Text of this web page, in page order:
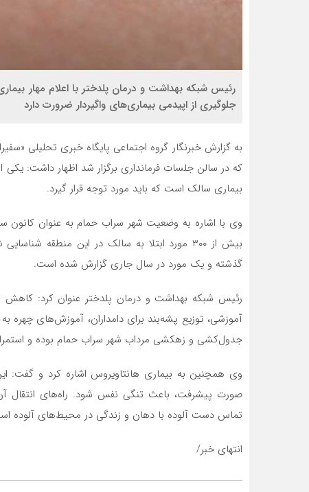
رئیس شبکه بهداشت و درمان پلدختر با اعلام مهار
جلوگیری از اپیدمی بیماری‌های واگیردار ضرورت دارد
به گزارش خبرنگار گروه اجتماعی پایگاه خبری تحلیلی
که در سالن جلسات فرمانداری برگزار شد اظهار داشت:
بیماری سالک است که باید مورد توجه قرار گیرد.
وی با اشاره به وضعیت شهر سراب حمام به عنوان کانون
بیش از ۳۰۰ مورد ابتلا به سالک در این منطقه
گذشته و یک مورد در سال جاری گزارش شده است.
رئیس شبکه بهداشت و درمان پلدختر عنوان کرد: کاهش
آموزشی، توزیع پشه‌بند برای دامداران، آموزش‌های چهره
جدول‌کشی و زهکشی مرداب شهر سراب حمام بوده و
وی همچنین به بیماری هانتاویروس اشاره کرد و گفت:
صورت پیشرفت، باعث تنگی نفس شود. راه‌های انتقال
تماس دست آلوده با دهان و زندگی در محیط‌های آلوده
انتهای خبر/